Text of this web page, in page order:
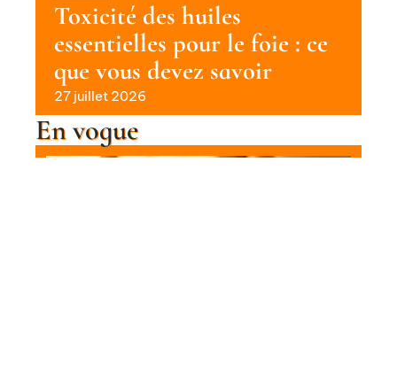
Toxicité des huiles
essentielles pour le foie : ce
que vous devez savoir
27 juillet 2026
En vogue